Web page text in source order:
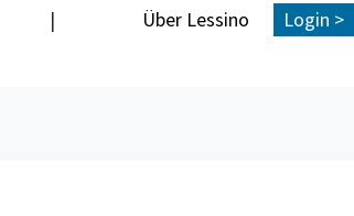
| Über Lessino Login >